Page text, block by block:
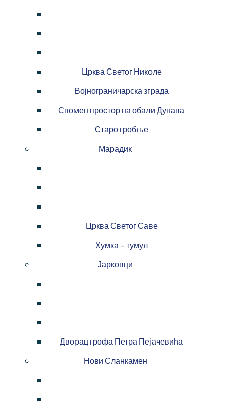
Црква Светог Николе
Војнограничарска зграда
Спомен простор на обали Дунава
Старо гробље
Марадик
Црква Светог Саве
Хумка – тумул
Јарковци
Дворац грофа Петра Пејачевића
Нови Сланкамен